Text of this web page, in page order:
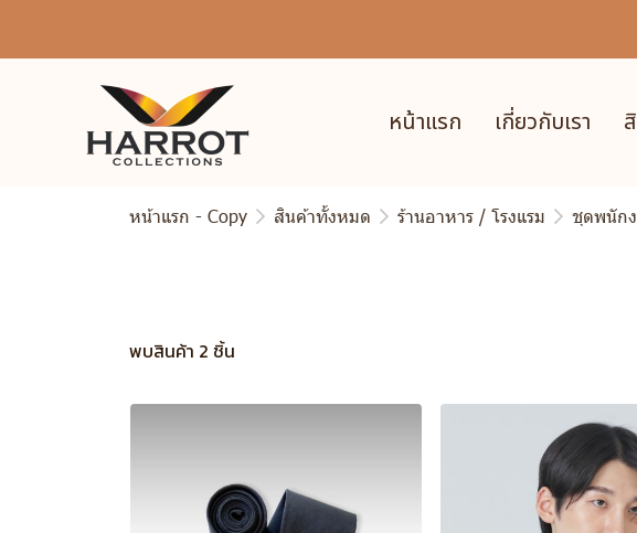
หน้าแรก เกี่ยวกับเรา
หน้าแรก - Copy สินค้าทั้งหมด ร้านอาหาร / โรงแรม ชุดพนัก
พบสินค้า 2 ชิ้น